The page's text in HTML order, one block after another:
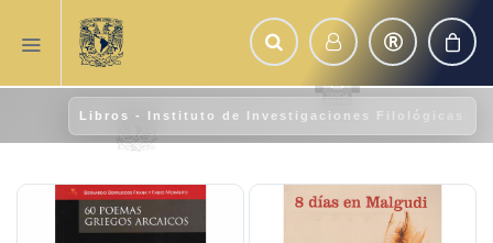
Libros - Instituto de Investigaciones Filológicas